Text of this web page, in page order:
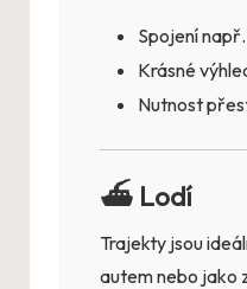
Spojení
Krásné
Nutnost
⛴️ Lodí
Trajekty jsou
autem nebo jako